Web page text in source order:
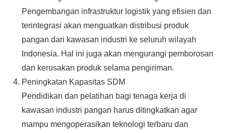
Pengembangan infrastruktur logistik yang efisien dan
terintegrasi akan menguatkan distribusi produk
pangan dari kawasan industri ke seluruh wilayah
Indonesia. Hal ini juga akan mengurangi pemborosan
dan kerusakan produk selama pengiriman.
Peningkatan Kapasitas SDM
Pendidikan dan pelatihan bagi tenaga kerja di
kawasan industri pangan harus ditingkatkan agar
mampu mengoperasikan teknologi terbaru dan